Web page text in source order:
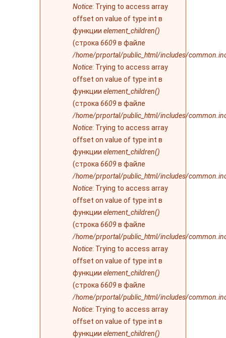
Notice: Trying to access array
offset on value of type int в
функции element_children()
(строка 6609 в файле
/home/prportal/public_html/includes/
Notice: Trying to access array
offset on value of type int в
функции element_children()
(строка 6609 в файле
/home/prportal/public_html/includes/
Notice: Trying to access array
offset on value of type int в
функции element_children()
(строка 6609 в файле
/home/prportal/public_html/includes/
Notice: Trying to access array
offset on value of type int в
функции element_children()
(строка 6609 в файле
/home/prportal/public_html/includes/
Notice: Trying to access array
offset on value of type int в
функции element_children()
(строка 6609 в файле
/home/prportal/public_html/includes/
Notice: Trying to access array
offset on value of type int в
функции element_children()